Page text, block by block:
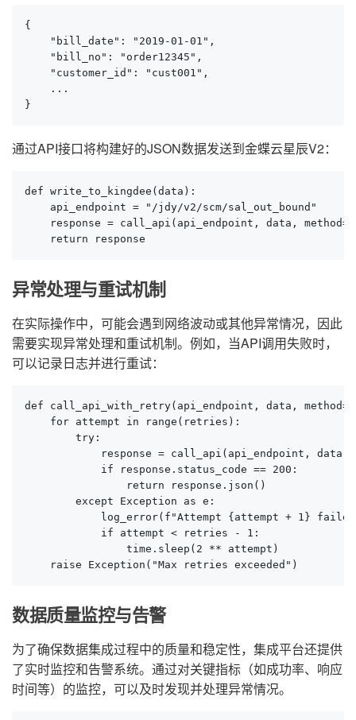
{
    "bill_date": "2019-01-01",
    "bill_no": "order12345",
    "customer_id": "cust001",
    ...
}
通过API接口将构建好的JSON数据发送到金蝶云星辰V2：
def write_to_kingdee(data):
    api_endpoint = "/jdy/v2/scm/sal_out_bound"
response = call_api(api_endpoint, data,
    return response
异常处理与重试机制
在实际操作中，可能会遇到网络波动或其他异常情况，因此
需要实现异常处理和重试机制。例如，当API调用失败时，
可以记录日志并进行重试：
def call_api_with_retry(api_endpoint, data,
    for attempt in range(retries):
        try:
response = call_api(api_endpoint, data,
            if response.status_code == 200:
                return response.json()
        except Exception as e:
log_error(f"Attempt {attempt + 1}
            if attempt < retries - 1:
                time.sleep(2 ** attempt)
    raise Exception("Max retries exceeded")
数据质量监控与告警
为了确保数据集成过程中的质量和稳定性，集成平台还提供
了实时监控和告警系统。通过对关键指标（如成功率、响应
时间等）的监控，可以及时发现并处理异常情况。